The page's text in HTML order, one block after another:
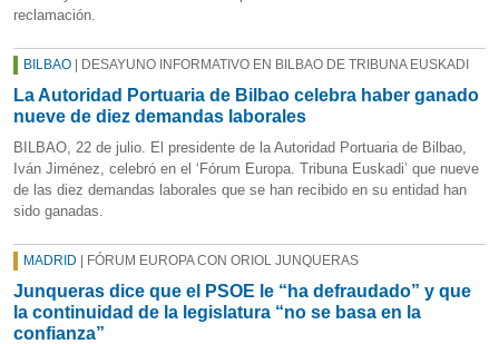
reclamación.
BILBAO | DESAYUNO INFORMATIVO EN BILBAO DE TRIBUNA EUSKADI
La Autoridad Portuaria de Bilbao celebra haber ganado
nueve de diez demandas laborales
BILBAO, 22 de julio. El presidente de la Autoridad Portuaria de Bilbao,
Iván Jiménez, celebró en el ‘Fórum Europa. Tribuna Euskadi’ que nueve
de las diez demandas laborales que se han recibido en su entidad han
sido ganadas.
MADRID | FÓRUM EUROPA CON ORIOL JUNQUERAS
Junqueras dice que el PSOE le “ha defraudado” y que
la continuidad de la legislatura “no se basa en la
confianza”